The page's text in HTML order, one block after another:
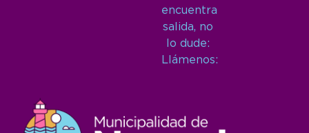
encuentra
salida, no
lo dude:
Llámenos: